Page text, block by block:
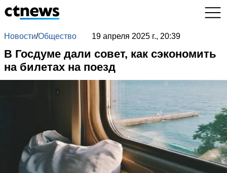
Новости/Общество 19 апреля 2025 г., 20:39
В Госдуме дали совет, как сэкономить
на билетах на поезд